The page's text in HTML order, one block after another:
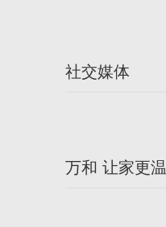
社交媒体
万和 让家更